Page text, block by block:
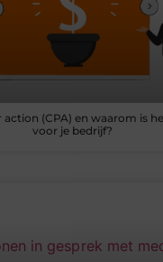
action (CPA) en waarom is
voor je bedrijf?